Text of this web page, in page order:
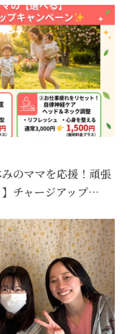
みのママを応援！頑張
チャージアップ…